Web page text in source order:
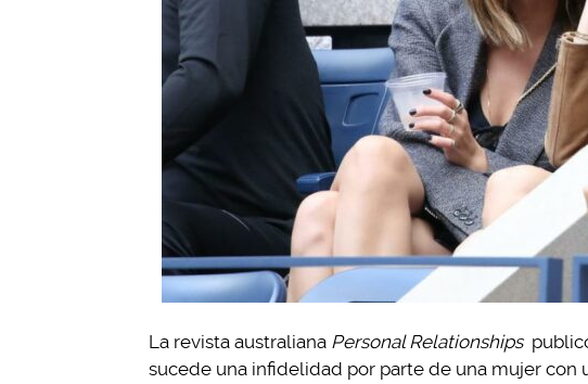
La revista australiana Personal Relationships
sucede una infidelidad por parte de una mujer con